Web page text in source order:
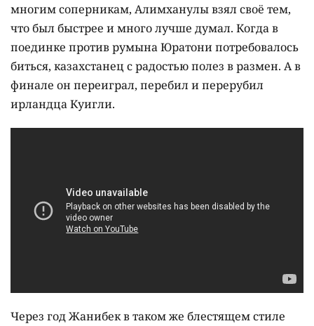
многим соперникам, Алимханулы взял своё тем,
что был быстрее и много лучше думал. Когда в
поединке против румына Юратони потребовалось
биться, казахстанец с радостью полез в размен. А в
финале он переиграл, перебил и перерубил
ирландца Куигли.
Через год Жанибек в таком же блестящем стиле